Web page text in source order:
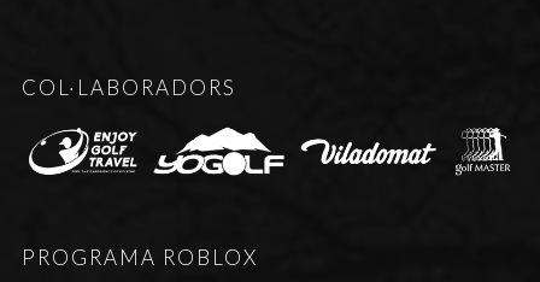
COL·LABORADORS
PROGRAMA ROBLOX